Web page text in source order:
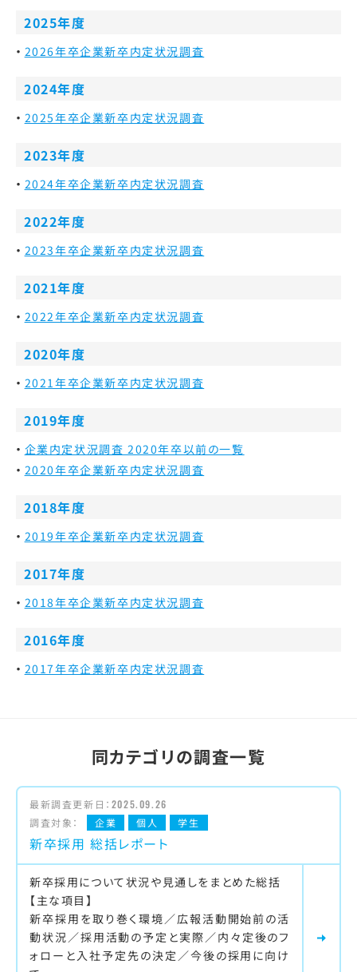
2025年度
2026年卒企業新卒内定状況調査
2024年度
2025年卒企業新卒内定状況調査
2023年度
2024年卒企業新卒内定状況調査
2022年度
2023年卒企業新卒内定状況調査
2021年度
2022年卒企業新卒内定状況調査
2020年度
2021年卒企業新卒内定状況調査
2019年度
企業内定状況調査 2020年卒以前の一覧
2020年卒企業新卒内定状況調査
2018年度
2019年卒企業新卒内定状況調査
2017年度
2018年卒企業新卒内定状況調査
2016年度
2017年卒企業新卒内定状況調査
同カテゴリの調査一覧
最新調査更新日： 2025.09.26
調査対象：
企業 個人 学生
新卒採用 総括レポート
新卒採用について状況や見通しをまとめた総括
【主な項目】
新卒採用を取り巻く環境／広報活動開始前の活
動状況／採用活動の予定と実際／内々定後のフ
ォローと入社予定先の決定／今後の採用に向け